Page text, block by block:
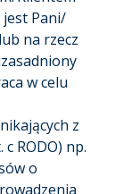
jest Pani/
na rzecz
w celu
z
RODO) np.
o